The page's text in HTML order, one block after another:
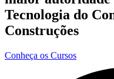
Tecnologia do
Construções
Conheça os Cursos